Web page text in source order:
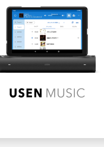
ップページ
ャンネルを探す